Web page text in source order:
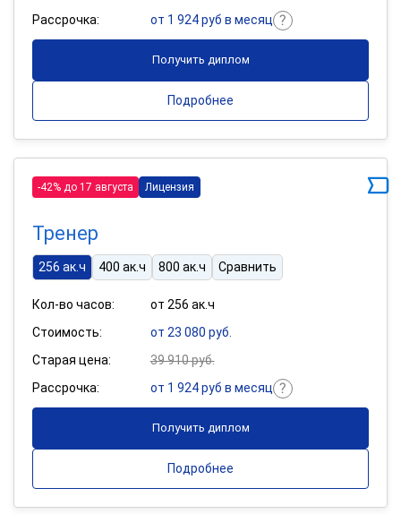
Рассрочка:
от 1 924 руб в месяц
Получить диплом
Подробнее
-42% до 17 августа Лицензия
Тренер
256 ак.ч 400 ак.ч 800 ак.ч Сравнить
Кол-во часов:
от 256 ак.ч
Стоимость:
от 23 080 руб.
Старая цена:
39 910 руб.
Рассрочка:
от 1 924 руб в месяц
Получить диплом
Подробнее